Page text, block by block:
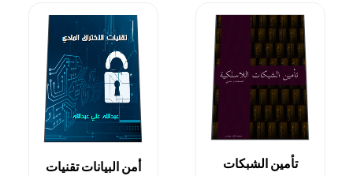
أمن البيانات تقنيات
تأمين الشبكات